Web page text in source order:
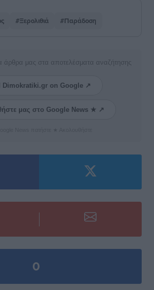
#Ξερολιθιά #Παράδοση
άρθρα μας στα αποτελέσματα αναζήτησης
Dimokratiki.gr on Google ↗
μας στο Google News ★ ↗
0